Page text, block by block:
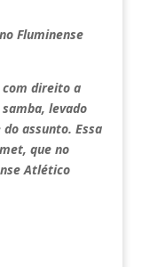
Fluminense
direito a
levado
assunto. Essa
que no
Atlético